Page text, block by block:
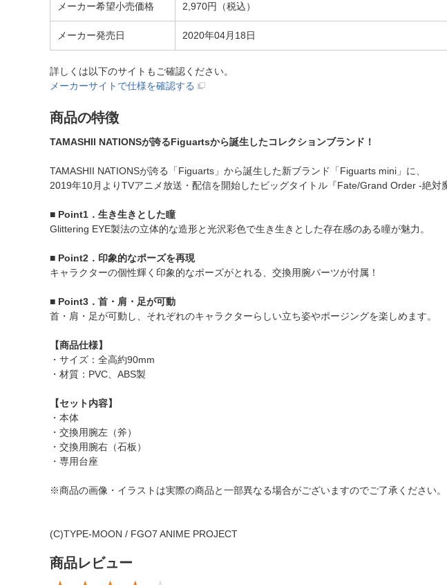
メーカー希望小売価格 2,970円（税込）
メーカー発売日 2020年04月18日
詳しくは以下のサイトもご確認ください。
メーカーサイトで仕様を確認する
商品の特徴
TAMASHII NATIONSが誇るFiguartsから誕生したコレクションブランド！
TAMASHII NATIONSが誇る「Figuarts」から誕生した新ブランド「Figuarts mini」に、
2019年10月よりTVアニメ放送・配信を開始したビッグタイトル『Fate/Grand Order -絶対
■ Point1．生き生きとした瞳
Glittering EYE製法の立体的な造形と光沢彩色で生き生きとした存在感のある瞳が魅力。
■ Point2．印象的なポーズを再現
キャラクターの個性輝く印象的なポーズがとれる、交換用腕パーツが付属！
■ Point3．首・肩・足が可動
首・肩・足が可動し、それぞれのキャラクターらしい立ち姿やポージングを楽しめます。
【商品仕様】
・サイズ：全高約90mm
・材質：PVC、ABS製
【セット内容】
・本体
・交換用腕左（斧）
・交換用腕右（石板）
・専用台座
※商品の画像・イラストは実際の商品と一部異なる場合がございますのでご了承ください。
(C)TYPE-MOON / FGO7 ANIME PROJECT
商品レビュー